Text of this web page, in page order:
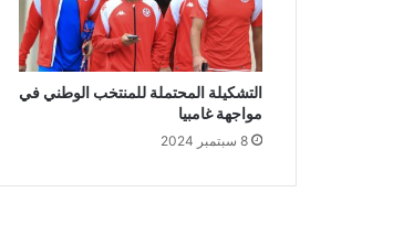
التشكيلة المحتملة للمنتخب الوطني في
مواجهة غامبيا
8 سبتمبر 2024